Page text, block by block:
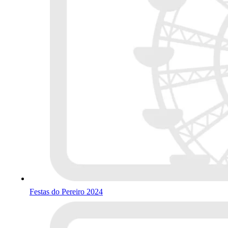
Festas do Pereiro 2024